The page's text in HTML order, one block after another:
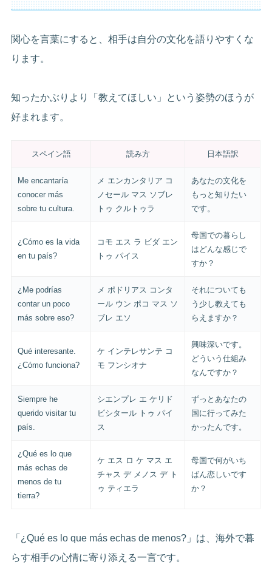
関心を言葉にすると、相手は自分の文化を語りやすくな
ります。
知ったかぶりより「教えてほしい」という姿勢のほうが
好まれます。
スペイン語 読み方 日本語訳
Me encantaría
conocer más
sobre tu cultura.
メ エンカンタリア コ
ノセール マス ソブレ
トゥ クルトゥラ
あなたの文化を
もっと知りたい
です。
¿Cómo es la vida
en tu país?
コモ エス ラ ビダ エン
トゥ パイス
母国での暮らし
はどんな感じで
すか？
¿Me podrías
contar un poco
más sobre eso?
メ ポドリアス コンタ
ール ウン ポコ マス ソ
ブレ エソ
それについても
う少し教えても
らえますか？
Qué interesante.
¿Cómo funciona?
ケ インテレサンテ コ
モ フンシオナ
興味深いです。
どういう仕組み
なんですか？
Siempre he
querido visitar tu
país.
シエンプレ エ ケリド
ビシタール トゥ パイ
ス
ずっとあなたの
国に行ってみた
かったんです。
¿Qué es lo que
más echas de
menos de tu
tierra?
ケ エス ロ ケ マス エ
チャス デ メノス デ ト
ゥ ティエラ
母国で何がいち
ばん恋しいです
か？
「¿Qué es lo que más echas de menos?」は、海外で暮
らす相手の心情に寄り添える一言です。